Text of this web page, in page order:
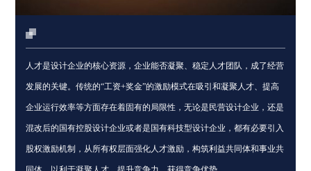
人才是设计企业的核心资源，企业能否凝聚、稳定人才团队，成了经营
发展的关键。传统的“工资+奖金”的激励模式在吸引和凝聚人才、提高
企业运行效率等方面存在着固有的局限性，无论是民营设计企业，还是
混改后的国有控股设计企业或者是国有科技型设计企业，都有必要引入
股权激励机制，从所有权层面强化人才激励，构筑利益共同体和事业共